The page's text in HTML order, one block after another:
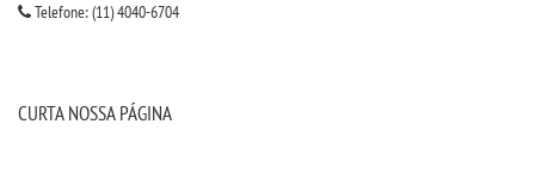
Telefone: (11) 4040-6704
CURTA NOSSA PÁGINA